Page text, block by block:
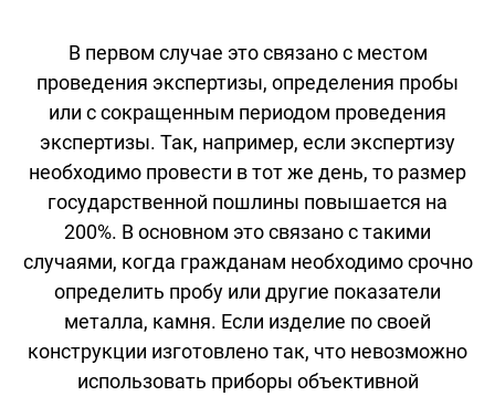
В первом случае это связано с местом
проведения экспертизы, определения пробы
или с сокращенным периодом проведения
экспертизы. Так, например, если экспертизу
необходимо провести в тот же день, то размер
государственной пошлины повышается на
200%. В основном это связано с такими
случаями, когда гражданам необходимо срочно
определить пробу или другие показатели
металла, камня. Если изделие по своей
конструкции изготовлено так, что невозможно
использовать приборы объективной